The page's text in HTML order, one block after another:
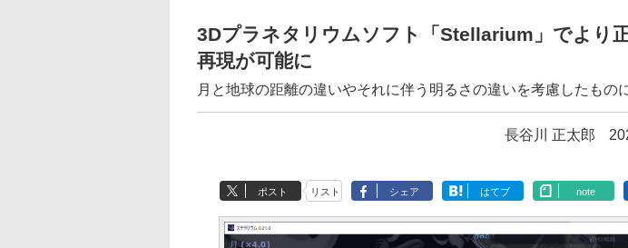
3Dプラネタリウムソフト「Stellarium」でより
再現が可能に
月と地球の距離の違いやそれに伴う明るさの違いを考慮したもの
長谷川 正太郎
ポスト リスト シェア はてブ note